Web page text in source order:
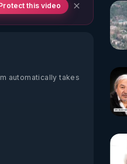
this video
automatically takes